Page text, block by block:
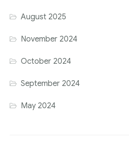
August 2025
November 2024
October 2024
September 2024
May 2024